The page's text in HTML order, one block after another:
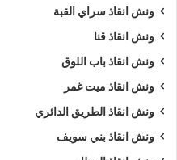
ونش انقاذ سراي القبة
ونش انقاذ قنا
ونش انقاذ باب اللوق
ونش انقاذ ميت غمر
ونش انقاذ الطريق الدائري
ونش انقاذ بني سويف